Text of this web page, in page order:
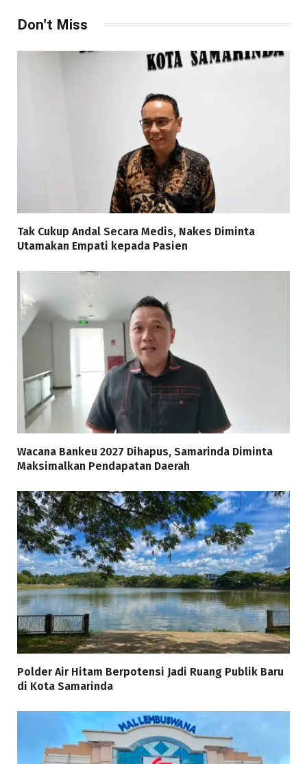
Don't Miss
Tak Cukup Andal Secara Medis, Nakes Diminta
Utamakan Empati kepada Pasien
Wacana Bankeu 2027 Dihapus, Samarinda Diminta
Maksimalkan Pendapatan Daerah
Polder Air Hitam Berpotensi Jadi Ruang Publik Baru
di Kota Samarinda